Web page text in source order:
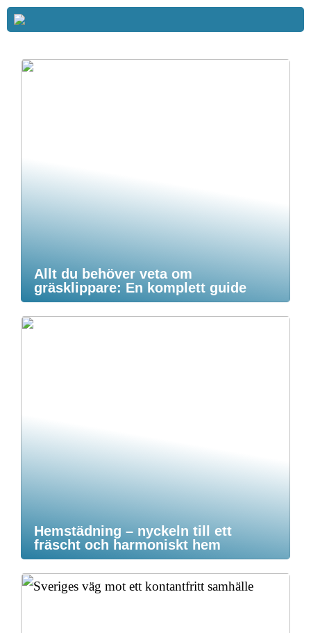
Allt du behöver veta om
gräsklippare: En komplett guide
Hemstädning – nyckeln till ett
fräscht och harmoniskt hem